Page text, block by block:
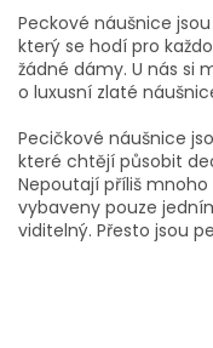
Peckové náušnice
který se hodí pro
žádné dámy. U nás si
o luxusní zlaté
Pecičkové náušnice
které chtějí působit
Nepoutají příliš mnoho
vybaveny pouze
viditelný. Přesto jsou